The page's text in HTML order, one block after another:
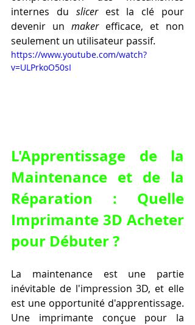
internes du slicer est la clé pour
devenir un maker efficace, et non
seulement un utilisateur passif.
https://www.youtube.com/watch?
v=ULPrkoO50sI
L'Apprentissage de la
Maintenance et de la
Réparation : Quelle
Imprimante 3D Acheter
pour Débuter ?
La maintenance est une partie
inévitable de l'impression 3D, et elle
est une opportunité d'apprentissage.